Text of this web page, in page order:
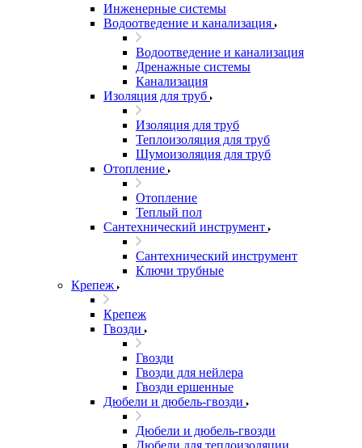
Инженерные системы
Водоотведение и канализация
Водоотведение и канализация
Дренажные системы
Канализация
Изоляция для труб
Изоляция для труб
Теплоизоляция для труб
Шумоизоляция для труб
Отопление
Отопление
Теплый пол
Сантехнический инструмент
Сантехнический инструмент
Ключи трубные
Крепеж
Крепеж
Гвозди
Гвозди
Гвозди для нейлера
Гвозди ершенные
Дюбели и дюбель-гвозди
Дюбели и дюбель-гвозди
Дюбели для теплоизоляции